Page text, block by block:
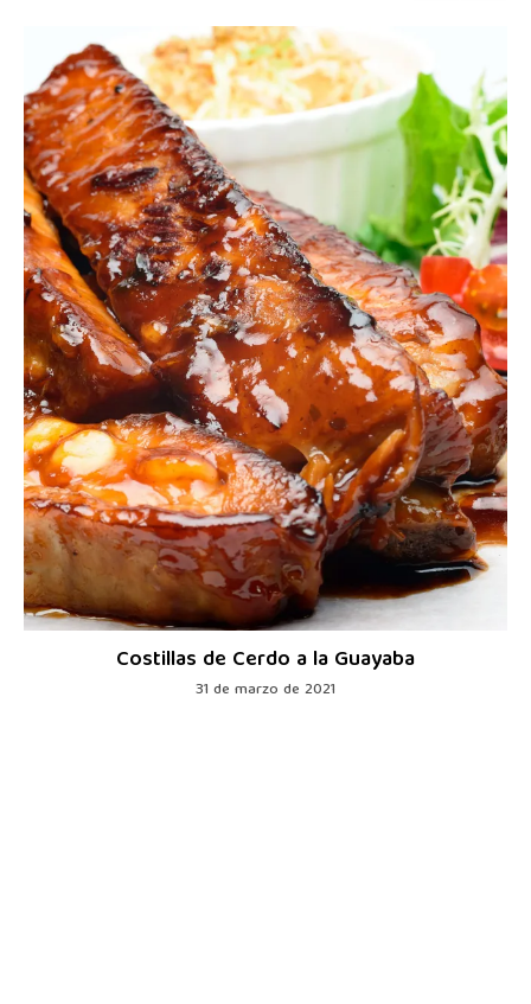
Costillas de Cerdo a la Guayaba
31 de marzo de 2021